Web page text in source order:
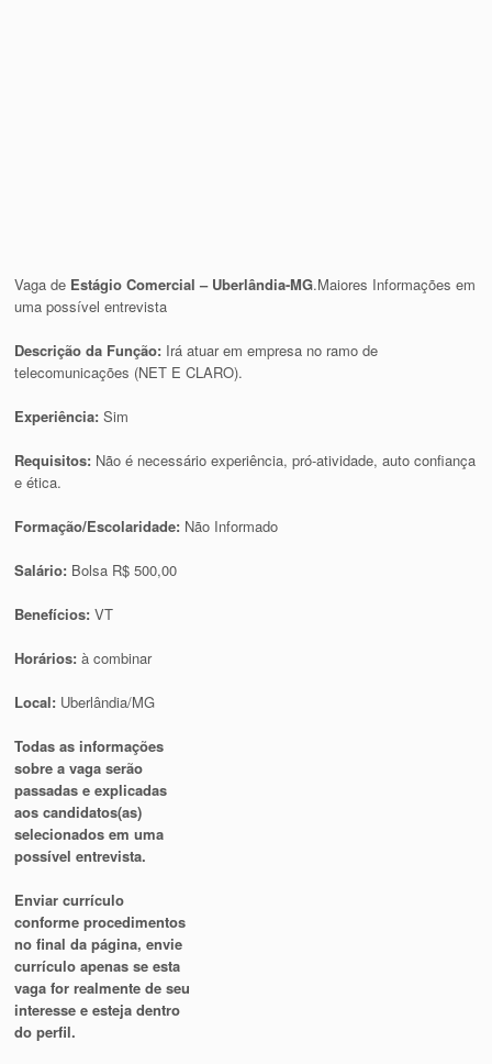
Vaga de Estágio Comercial – Uberlândia-MG.Maiores Informações em
uma possível entrevista
Descrição da Função: Irá atuar em empresa no ramo de
telecomunicações (NET E CLARO).
Experiência:Sim
Requisitos: Não é necessário experiência, pró-atividade, auto confiança
e ética.
Formação/Escolaridade: Não Informado
Salário: Bolsa R$ 500,00
Benefícios:VT
Horários:à combinar
Local: Uberlândia/MG
Todas as informações
sobre a vaga serão
passadas e explicadas
aos candidatos(as)
selecionados em uma
possível entrevista.
Enviar currículo
conforme procedimentos
no final da página, envie
currículo apenas se esta
vaga for realmente de seu
interesse e esteja dentro
do perfil.